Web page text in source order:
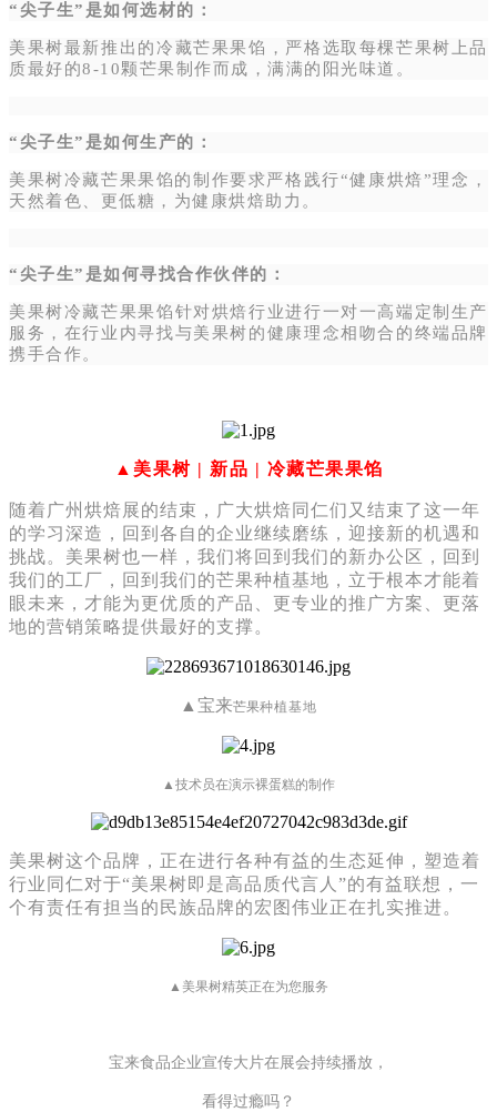
“尖子生”是如何选材的：
美果树最新推出的冷藏芒果果馅，严格选取每棵芒果树上品
质最好的8-10颗芒果制作而成，满满的阳光味道。
“尖子生”是如何生产的：
美果树冷藏芒果果馅的制作要求严格践行“健康烘焙”理念，
天然着色、更低糖，为健康烘焙助力。
“尖子生”是如何寻找合作伙伴的：
美果树冷藏芒果果馅针对烘焙行业进行一对一高端定制生产
服务，在行业内寻找与美果树的健康理念相吻合的终端品牌
携手合作。
▲美果树 | 新品 | 冷藏芒果果馅
随着广州烘焙展的结束，广大烘焙同仁们又结束了这一年
的学习深造，回到各自的企业继续磨练，迎接新的机遇和
挑战。美果树也一样，我们将回到我们的新办公区，回到
我们的工厂，回到我们的芒果种植基地，立于根本才能着
眼未来，才能为更优质的产品、更专业的推广方案、更落
地的营销策略提供最好的支撑。
▲宝来芒果种植基地
▲技术员在演示裸蛋糕的制作
美果树这个品牌，正在进行各种有益的生态延伸，塑造着
行业同仁对于“美果树即是高品质代言人”的有益联想，一
个有责任有担当的民族品牌的宏图伟业正在扎实推进。
▲美果树精英正在为您服务
宝来食品企业宣传大片在展会持续播放，
看得过瘾吗？